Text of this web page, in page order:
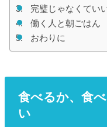
完璧じゃなくてい
働く人と朝ごはん
おわりに
食べるか、食
い